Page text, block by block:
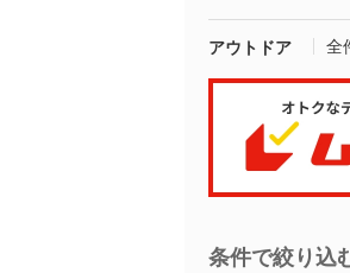
アウトドア 全
条件で絞り込